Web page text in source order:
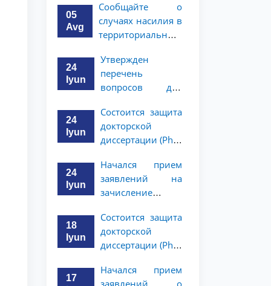
05
Avg
Сообщайте о
случаях насилия в
территориальные
Национального
агентства
социальной
24
Iyun
Утвержден
перечень
вопросов для
собеседования с
выпускниками
академического
получившими
рекомендации
24
Iyun
Состоится защита
докторской
диссертации (PhD)
Мадримова
24
Iyun
Начался прием
заявлений на
зачисление
академического
лицея, имеющих
рекомендации на
бакалавриате
18
Iyun
Состоится защита
докторской
диссертации (PhD)
Рахмонова
17
Начался прием
заявлений о